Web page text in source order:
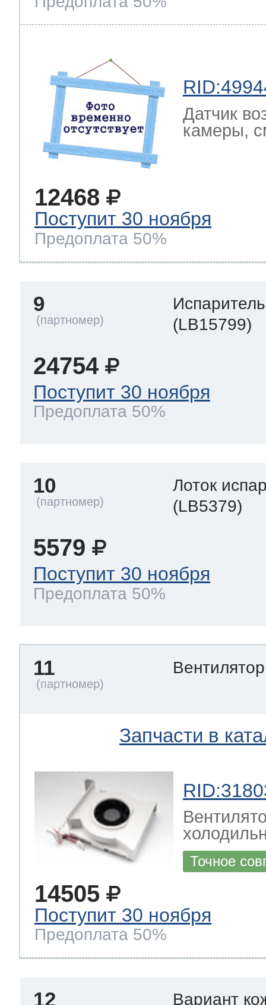
Датчик
камеры,
12468
Поступит 30 ноября
Предоплата 50%
9
Испаритель
(LB15799)
24754
Поступит 30 ноября
Предоплата 50%
10
Лоток
(LB5379)
5579
Поступит 30 ноября
Предоплата 50%
11
Запчасти в
Точное
14505
Поступит 30 ноября
Предоплата 50%
12
Вариант